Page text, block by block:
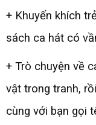
+ Khuyến khích
sách ca hát có
+ Trò chuyện về
vật trong tranh,
cùng với bạn gọi